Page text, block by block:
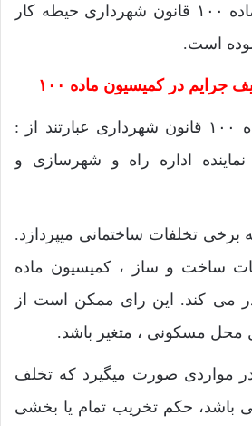
نهاد انجام شود. لذا ماده ۱۰۰ قانون شهرداری حیطه کار
است.
جرایم در کمیسیون ماده ۱۰۰
اعضای کمیسیون ماده ۱۰۰ قانون شهرداری عبارتند از :
نماینده اداره راه و شهرسازی و
ماده ۱۰۰ به برخی تخلفات ساختمانی میپردازد.
ساخت و ساز ، کمیسیون ماده
می کند. این رای ممکن است از
محل مسکونی ، متغیر باشد.
مواردی صورت میگیرد که تخلف
باشد، حکم تخریب تمام یا بخشی